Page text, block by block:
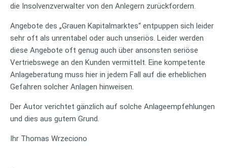
die Insolvenzverwalter von den Anlegern zurückfordern.
Angebote des „Grauen Kapitalmarktes“ entpuppen sich leider
sehr oft als unrentabel oder auch unseriös. Leider werden
diese Angebote oft genug auch über ansonsten seriöse
Vertriebswege an den Kunden vermittelt. Eine kompetente
Anlageberatung muss hier in jedem Fall auf die erheblichen
Gefahren solcher Anlagen hinweisen.
Der Autor verichtet gänzlich auf solche Anlageempfehlungen
und dies aus gutem Grund.
Ihr Thomas Wrzeciono